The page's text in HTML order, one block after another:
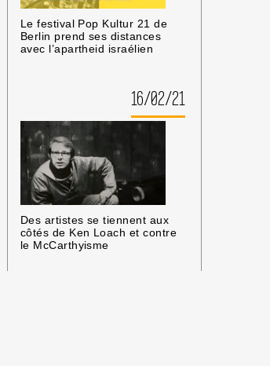
Le festival Pop Kultur 21 de
Berlin prend ses distances
avec l’apartheid israélien
16/02/21
Des artistes se tiennent aux
côtés de Ken Loach et contre
le McCarthyisme